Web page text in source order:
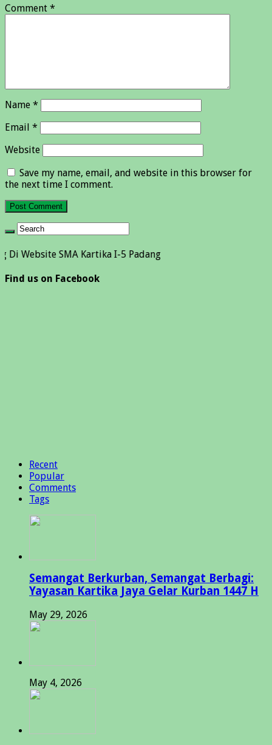
Comment *
Name *
Email *
Website
Save my name, email, and website in this browser for
the next time I comment.
SMA Kartika I-5 Padang
Find us on Facebook
Recent
Popular
Comments
Tags
Semangat Berkurban, Semangat Berbagi:
Yayasan Kartika Jaya Gelar Kurban 1447 H
May 29, 2026
May 4, 2026